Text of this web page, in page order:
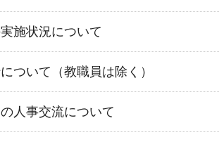
施状況について
ついて（教職員は除く）
人事交流について